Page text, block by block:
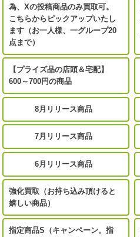
為、Xの投稿商品のみ買取可。
こちらからピックアップいたし
ます（お一人様、一グループ20
点まで）
【プライズ品の店頭＆宅配】
600～700円の商品
8月リリース商品
7月リリース商品
6月リリース商品
強化買取（お持ち込み頂けると
嬉しい商品）
指定商品S（キャンペーン。指